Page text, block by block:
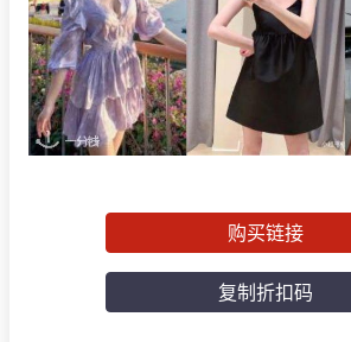
购买链接
复制折扣码